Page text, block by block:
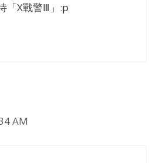
「X戰警Ⅲ」:p
AM